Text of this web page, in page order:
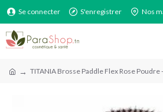
Se connecter S'enregistrer Nos
TITANIA Brosse Paddle Flex Rose Poudre